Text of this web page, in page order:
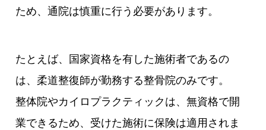
ため、通院は慎重に行う必要があります。
たとえば、国家資格を有した施術者であるの
は、柔道整復師が勤務する整骨院のみです。
整体院やカイロプラクティックは、無資格で開
業できるため、受けた施術に保険は適用されま